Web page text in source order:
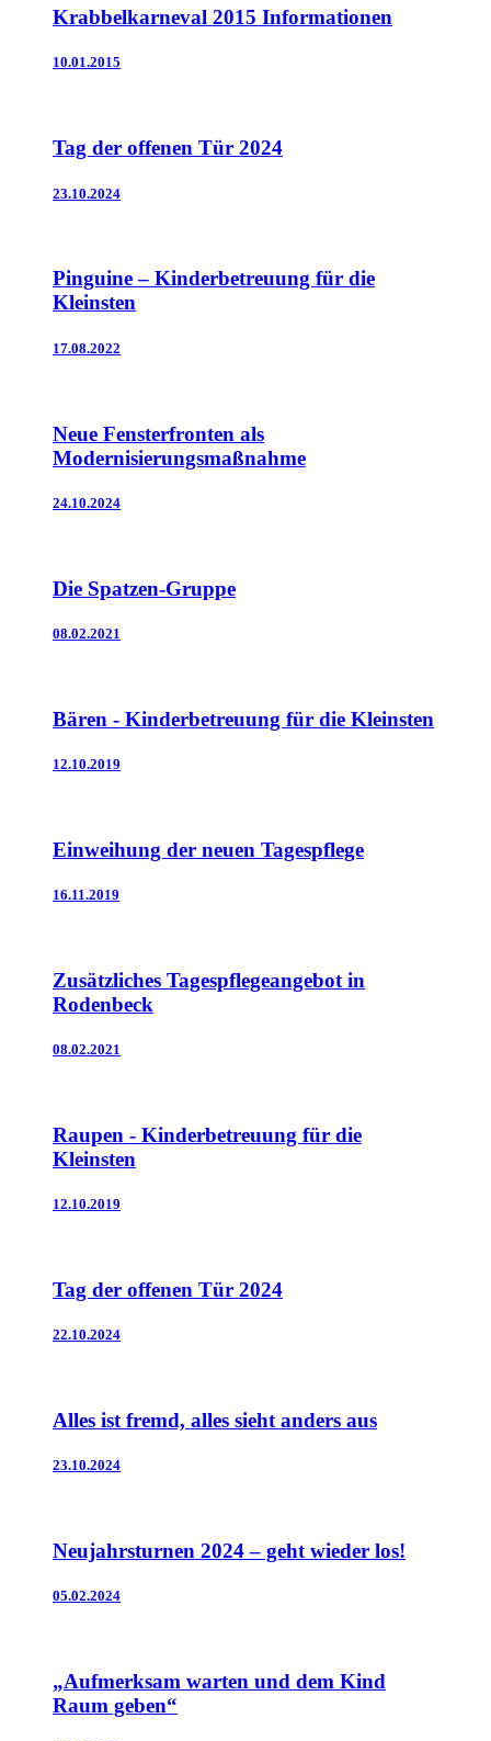
Krabbelkarneval 2015 Informationen
10.01.2015
Tag der offenen Tür 2024
23.10.2024
Pinguine – Kinderbetreuung für die
Kleinsten
17.08.2022
Neue Fensterfronten als
Modernisierungsmaßnahme
24.10.2024
Die Spatzen-Gruppe
08.02.2021
Bären - Kinderbetreuung für die Kleinsten
12.10.2019
Einweihung der neuen Tagespflege
16.11.2019
Zusätzliches Tagespflegeangebot in
Rodenbeck
08.02.2021
Raupen - Kinderbetreuung für die
Kleinsten
12.10.2019
Tag der offenen Tür 2024
22.10.2024
Alles ist fremd, alles sieht anders aus
23.10.2024
Neujahrsturnen 2024 – geht wieder los!
05.02.2024
„Aufmerksam warten und dem Kind
Raum geben“